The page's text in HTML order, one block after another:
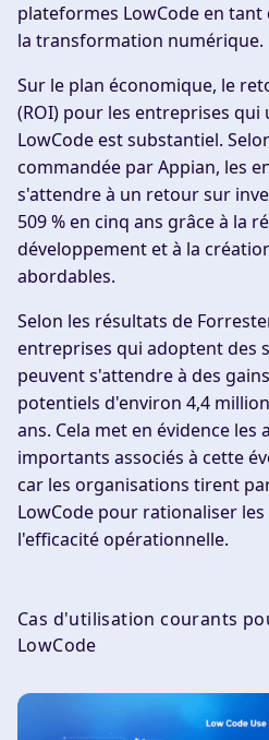
plateformes LowCode en
la transformation numérique.
Sur le plan économique, le
(ROI) pour les entreprises
LowCode est substantiel.
commandée par Appian, les
s'attendre à un retour sur
509 % en cinq ans grâce à la
développement et à la
abordables.
Selon les résultats de
entreprises qui adoptent des
peuvent s'attendre à des
potentiels d'environ 4,4
ans. Cela met en évidence les
importants associés à cette
car les organisations tirent
LowCode pour rationaliser
l'efficacité opérationnelle.
Cas d'utilisation courants
LowCode